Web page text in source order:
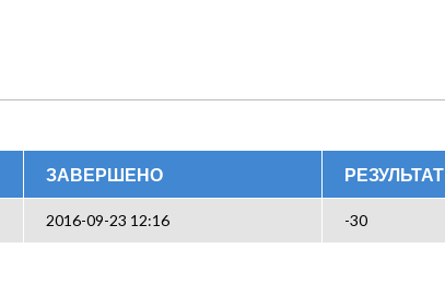
ЗАВЕРШЕНО РЕЗУЛЬТАТ
2016-09-23 12:16 -30